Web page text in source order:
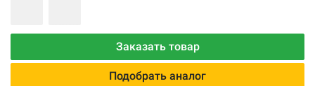
Заказать товар
Подобрать аналог